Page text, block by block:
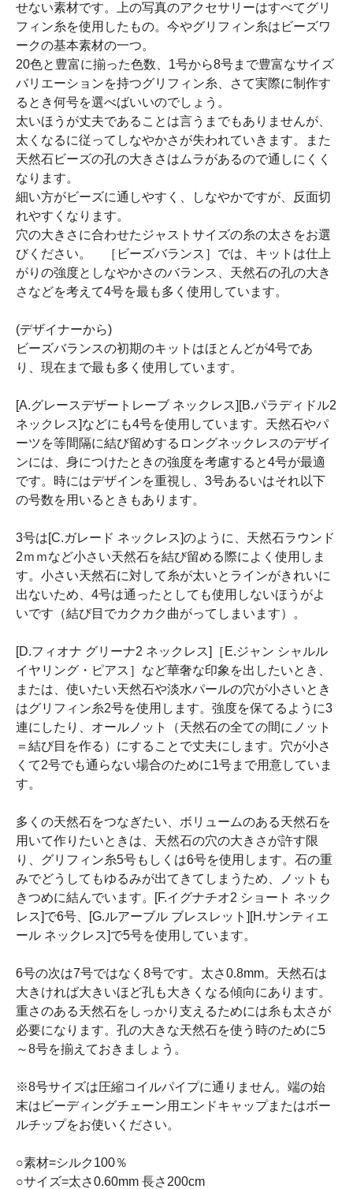
せない素材です。上の写真のアクセサリーはすべてグリ
フィン糸を使用したもの。今やグリフィン糸はビーズワ
ークの基本素材の一つ。
20色と豊富に揃った色数、1号から8号まで豊富なサイズ
バリエーションを持つグリフィン糸、さて実際に制作す
るとき何号を選べばいいのでしょう。
太いほうが丈夫であることは言うまでもありませんが、
太くなるに従ってしなやかさが失われていきます。また
天然石ビーズの孔の大きさはムラがあるので通しにくく
なります。
細い方がビーズに通しやすく、しなやかですが、反面切
れやすくなります。
穴の大きさに合わせたジャストサイズの糸の太さをお選
びください。 ［ビーズバランス］では、キットは仕上
がりの強度としなやかさのバランス、天然石の孔の大き
さなどを考えて4号を最も多く使用しています。
(デザイナーから)
ビーズバランスの初期のキットはほとんどが4号であ
り、現在まで最も多く使用しています。
[A.グレースデザートレーブ ネックレス][B.パラディドル2
ネックレス]などにも4号を使用しています。天然石やパ
ーツを等間隔に結び留めするロングネックレスのデザイ
ンには、身につけたときの強度を考慮すると4号が最適
です。時にはデザインを重視し、3号あるいはそれ以下
の号数を用いるときもあります。
3号は[C.ガレード ネックレス]のように、天然石ラウンド
2ｍｍなど小さい天然石を結び留める際によく使用しま
す。小さい天然石に対して糸が太いとラインがきれいに
出ないため、4号は通ったとしても使用しないほうがよ
いです（結び目でカクカク曲がってしまいます）。
[D.フィオナ グリーナ2 ネックレス]［E.ジャン シャルル
イヤリング・ピアス］など華奢な印象を出したいとき、
または、使いたい天然石や淡水パールの穴が小さいとき
はグリフィン糸2号を使用します。強度を保てるように3
連にしたり、オールノット（天然石の全ての間にノット
＝結び目を作る）にすることで丈夫にします。穴が小さ
くて2号でも通らない場合のために1号まで用意していま
す。
多くの天然石をつなぎたい、ボリュームのある天然石を
用いて作りたいときは、天然石の穴の大きさが許す限
り、グリフィン糸5号もしくは6号を使用します。石の重
みでどうしてもゆるみが出てきてしまうため、ノットも
きつめに結んでいます。[F.イグナチオ2 ショート ネック
レス]で6号、[G.ルアーブル ブレスレット][H.サンティエ
ール ネックレス]で5号を使用しています。
6号の次は7号ではなく8号です。太さ0.8mm。天然石は
大きければ大きいほど孔も大きくなる傾向にあります。
重さのある天然石をしっかり支えるためには糸も太さが
必要になります。孔の大きな天然石を使う時のために5
～8号を揃えておきましょう。
※8号サイズは圧縮コイルパイプに通りません。端の始
末はビーディングチェーン用エンドキャップまたはボー
ルチップをお使いください。
○素材=シルク100％
○サイズ=太さ0.60mm 長さ200cm